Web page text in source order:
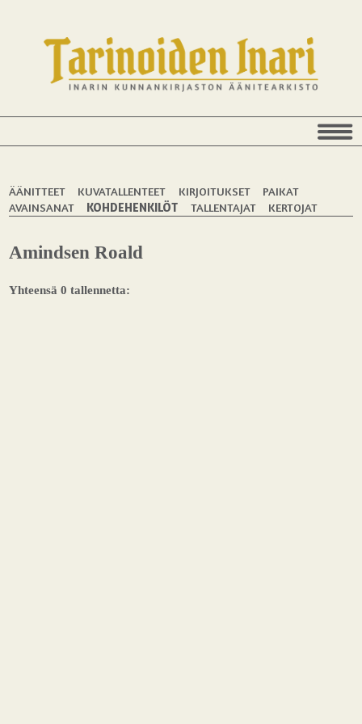
ÄÄNITTEET KUVATALLENTEET KIRJOITUKSET
PAIKAT
AVAINSANAT
KOHDEHENKILÖT TALLENTAJAT KERTOJAT
Amindsen Roald
Yhteensä 0 tallennetta: